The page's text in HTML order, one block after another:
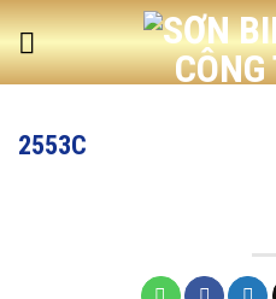
Skip
content
2553C